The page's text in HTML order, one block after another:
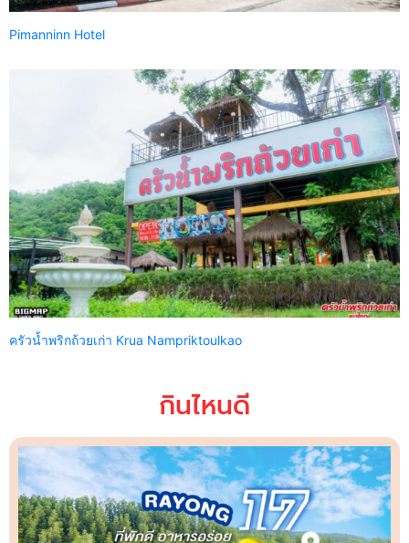
Pimanninn Hotel
ครัวน้ำพริกถ้วยเก่า Krua Nampriktoulkao
กินไหนดี